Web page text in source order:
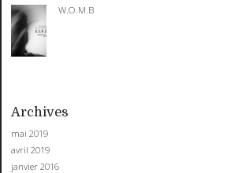
W.O.M.B
Archives
mai 2019
avril 2019
janvier 2016